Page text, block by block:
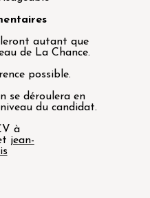
autant que
de La Chance.
possible.
se déroulera en
du candidat.
à
jean-